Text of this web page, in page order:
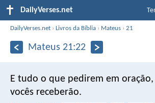
DailyVerses.net
DailyVerses.net ›Livros da Bíblia › Mateus ›21
Mateus 21:22
E tudo o que pedirem em oração,
vocês receberão.